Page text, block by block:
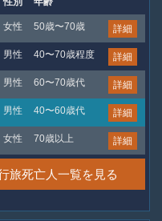
女性 50歳〜70歳 詳細
男性 40〜70歳程度 詳細
男性 60〜70歳代 詳細
男性 40〜60歳代 詳細
女性 70歳以上 詳細
旅死亡人一覧を見る